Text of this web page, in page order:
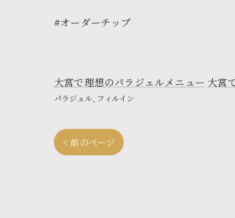
#オーダーチップ
大宮で理想のパラジェルメニュー 大宮
パラジェル フィルイン
< 前のページ